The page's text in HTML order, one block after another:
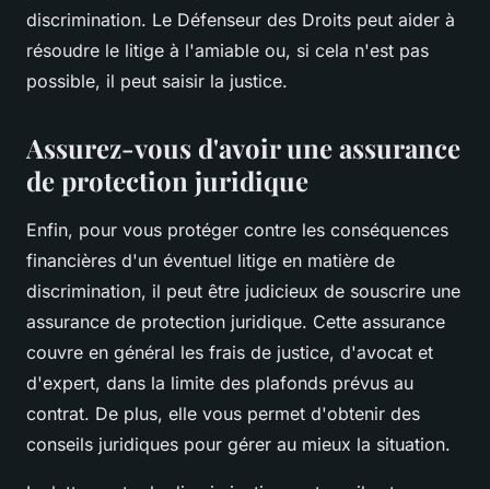
discrimination. Le Défenseur des Droits peut aider à
résoudre le litige à l'amiable ou, si cela n'est pas
possible, il peut saisir la justice.
Assurez-vous d'avoir une assurance
de protection juridique
Enfin, pour vous protéger contre les conséquences
financières d'un éventuel litige en matière de
discrimination, il peut être judicieux de souscrire une
assurance de protection juridique. Cette assurance
couvre en général les frais de justice, d'avocat et
d'expert, dans la limite des plafonds prévus au
contrat. De plus, elle vous permet d'obtenir des
conseils juridiques pour gérer au mieux la situation.